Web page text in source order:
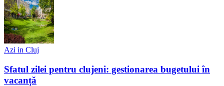
Azi in Cluj
Sfatul zilei pentru clujeni: gestionarea bugetului în
vacanță